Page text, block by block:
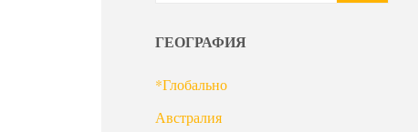
ГЕОГРАФИЯ
*Глобально
Австралия